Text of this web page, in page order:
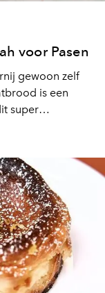
voor Pasen
gewoon zelf
is een
super
van de
verse